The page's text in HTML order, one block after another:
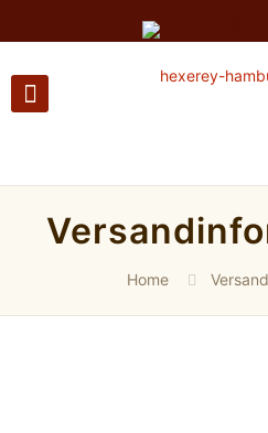
Home